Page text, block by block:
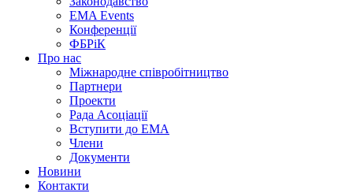
EMA Events
Конференції
ФБРіК
Про нас
Міжнародне співробітництво
Партнери
Проекти
Рада Асоціації
Вступити до ЕМА
Члени
Документи
Новини
Контакти